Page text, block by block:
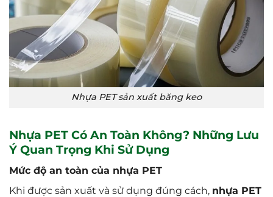
Nhựa PET sản xuất băng keo
Nhựa PET Có An Toàn Không? Những Lưu
Ý Quan Trọng Khi Sử Dụng
Mức độ an toàn của nhựa PET
Khi được sản xuất và sử dụng đúng cách, nhựa PET